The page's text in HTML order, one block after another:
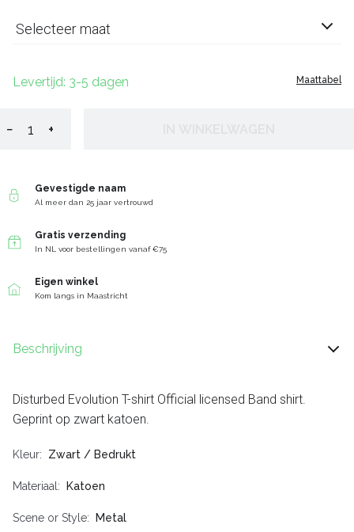
Selecteer maat
Maattabel
Levertijd: 3-5 dagen
− +
Gevestigde naam
Al meer dan 25 jaar vertrouwd
Gratis verzending
In NL voor bestellingen vanaf €75
Eigen winkel
Kom langs in Maastricht
Beschrijving
Disturbed Evolution T-shirt Official licensed Band shirt.
Geprint op zwart katoen.
Kleur Zwart / Bedrukt
Materiaal Katoen
Scene or Style Metal